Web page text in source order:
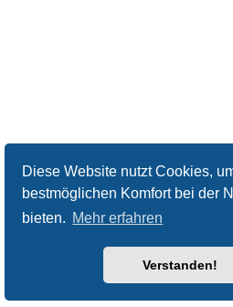
Diese Website nutzt Cookies,
bestmöglichen Komfort bei der
bieten. Mehr erfahren
Verstanden!